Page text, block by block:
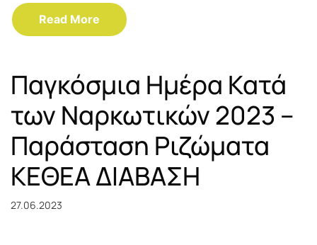
Read More
Παγκόσμια Ημέρα Κατά
των Ναρκωτικών 2023 –
Παράσταση Ριζώματα
ΚΕΘΕΑ ΔΙΑΒΑΣΗ
27.06.2023